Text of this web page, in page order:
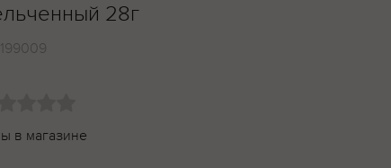
28г
199009
в магазине